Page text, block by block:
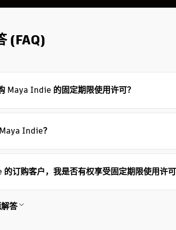
(FAQ)
Maya Indie 的固定期限使用许可？
Indie？
订购客户，我是否有权享受固定期限使用许可
答